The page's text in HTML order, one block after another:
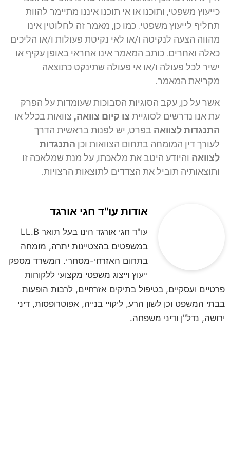
כייעוץ משפטי, ותוכנו או אי תוכנו איננו מתיימר להוות
תחליף לייעוץ משפטי. כמו כן, מאמר זה לחלוטין אינו
מהווה הצעה לנקיטה ו/או לאי נקיטת פעולות ו/או הליכים
כאלה ואחרים. כותב המאמר אינו אחראי באופן עקיף או
ישיר לכל פעולה ו/או אי פעולה שתינקט כתוצאה
מקריאת המאמר.
אשר על כן, עקב הסוגיות הסבוכות שעומדות על הפרק
עת אנו נדרשים לסוגיית צו קיום צוואה, צוואות בכלל או
התנגדות לצוואה בפרט, יש לפנות בראשית הדרך
לעורך דין המומחה בתחום הצוואות וכן התנגדות
לצוואה והיודע היטב את מלאכתו, על מנת שמלאכה זו
ותוצאותיה תוביל את הצדדים לתוצאות הרצויות.
אודות עו"ד חגי אורגד
עו"ד חגי אורגד הינו בעל תואר LL.B
במשפטים בהצטיינות יתרה, מומחה
בתחום האזרחי-מסחרי. המשרד מספק
ייעוץ וייצוג משפטי מקצועי ללקוחות
פרטיים ועסקיים, בטיפול בתיקים אזרחיים, לרבות הופעות
בבתי המשפט וכן לשון הרע, ליקויי בנייה, אפוטרופסות, דיני
ירושה, נדל"ן ודיני משפחה.